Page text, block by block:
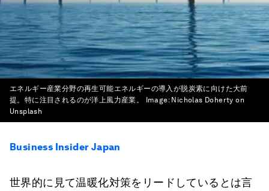
エネルギー産業分野の再生可能エネルギーの導入が脱炭素に向けた大前
提。特に注目されるのが洋上風力産業。
Image: Nicholas Doherty on
Unsplash
Business Insider Japan
世界的に見て温暖化対策をリードしているとは言